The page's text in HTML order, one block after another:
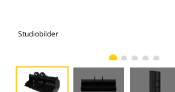
Studiobilder